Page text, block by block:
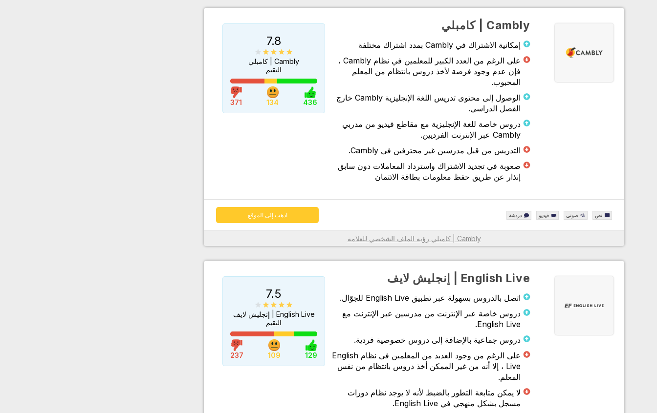
مع نظام الدورة المصمم لك لممارسة التحدث أو تعلم اللغة الإنجليزية
بشكل منهجي، فقد زادوا من كفاءة التعلم من خلال تسهيل متابعة الدرس
من خلال توفير وصول غير محدود إلى محتوى مطبعة جامعة أكسفورد،
فقد دعموا نظامهم الأساسي بمواد احترافية مكتوبة ومسموعة ومرئية
بفضل خدمة العملاء الخاصة بهم، والتي توفر دعمًا على مدار الساعة
طوال أيام الأسبوع عبر الهاتف وWhatsApp ونظام الدردشة الحية،
Cambly | كامبلي
إمكانية الاشتراك في Cambly بمدد اشتراك مختلفة
على الرغم من العدد الكبير للمعلمين في نظام Cambly ،
فإن عدم وجود فرصة لأخذ دروس بانتظام من المعلم
المحبوب.
الوصول إلى محتوى تدريس اللغة الإنجليزية Cambly خارج
الفصل الدراسي.
دروس خاصة للغة الإنجليزية مع مقاطع فيديو من مدربي
Cambly عبر الإنترنت الفرديين.
التدريس من قبل مدرسين غير محترفين في Cambly.
صعوبة في تجديد الاشتراك واسترداد المعاملات دون سابق
إنذار عن طريق حفظ معلومات بطاقة الائتمان
7.8
Cambly | كامبلي
التقيم
436
134
371
نص صوتي فيديو دردشة اذهب إلى الموقع
اذهب إلى الموقع
Cambly | كامبلي رؤية الملف الشخصي للعلامة
English Live | إنجليش لايف
اتصل بالدروس بسهولة عبر تطبيق English Live للجوّال.
دروس خاصة عبر الإنترنت من مدرسين عبر الإنترنت مع
English Live.
دروس جماعية بالإضافة إلى دروس خصوصية فردية.
على الرغم من وجود العديد من المعلمين في نظام English
Live ، إلا أنه من غير الممكن أخذ دروس بانتظام من نفس
المعلم.
لا يمكن متابعة التطور بالضبط لأنه لا يوجد نظام دورات
مسجل بشكل منهجي في English Live.
7.5
English Live | إنجليش لايف
التقيم
129
109
237